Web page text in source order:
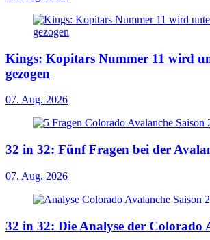
Kings: Kopitars Nummer 11 wird
gezogen
07. Aug. 2026
32 in 32: Fünf Fragen bei der
07. Aug. 2026
32 in 32: Die Analyse der Colorado